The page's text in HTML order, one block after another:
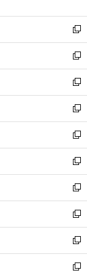
開
く
ウ
で
開
く
ン
ド
ウ
で
開
く
ウ
ィ
ン
ド
ウ
で
開
く
新
し
い
ウ
ィ
ン
ド
ウ
で
開
く
新
し
い
ウ
ィ
ン
ド
ウ
で
開
く
新
し
い
ウ
ィ
ン
ド
ウ
で
開
く
新
し
い
ウ
ィ
ン
ド
ウ
で
開
く
新
し
い
ウ
ィ
ン
ド
ウ
で
開
く
新
し
い
ウ
ィ
ン
ド
ウ
で
新
し
い
ウ
ィ
ン
ド
新
し
い
ウ
ィ
新
し
い
新